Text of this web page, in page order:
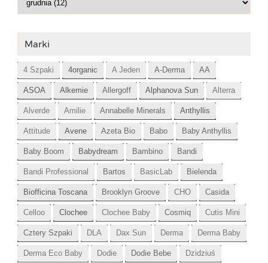
Marki
4 Szpaki 4organic A Jeden A-Derma AA
ASOA Alkemie Allergoff Alphanova Sun Alterra
Alverde Amilie Annabelle Minerals Anthyllis
Attitude Avene Azeta Bio Babo Baby Anthyllis
Baby Boom Babydream Bambino Bandi
Bandi Professional Bartos BasicLab Bielenda
Biofficina Toscana Brooklyn Groove CHO Casida
Celloo Clochee Clochee Baby Cosmiq Cutis Mini
Cztery Szpaki DLA Dax Sun Derma Derma Baby
Derma Eco Baby Dodie Dodie Bebe Dzidziuś